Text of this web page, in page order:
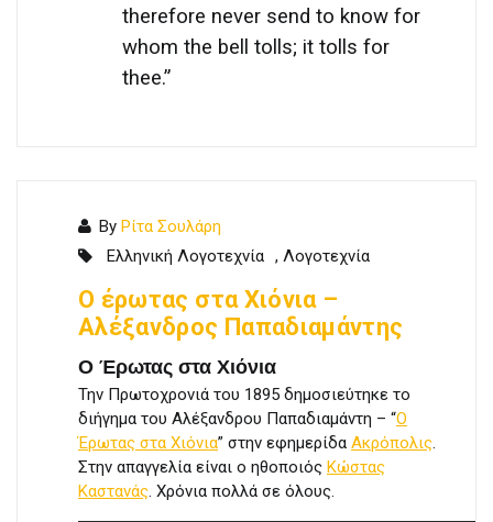
therefore never send to know for
whom the bell tolls; it tolls for
thee.”
By Ρίτα Σουλάρη
Ελληνική Λογοτεχνία , Λογοτεχνία
Ο έρωτας στα Χιόνια –
Αλέξανδρος Παπαδιαμάντης
Ο Έρωτας στα Χιόνια
Την Πρωτοχρονιά του 1895 δημοσιεύτηκε το
διήγημα του Αλέξανδρου Παπαδιαμάντη – “Ο
Έρωτας στα Χιόνια” στην εφημερίδα Ακρόπολις.
Στην απαγγελία είναι ο ηθοποιός Κώστας
Καστανάς. Χρόνια πολλά σε όλους.